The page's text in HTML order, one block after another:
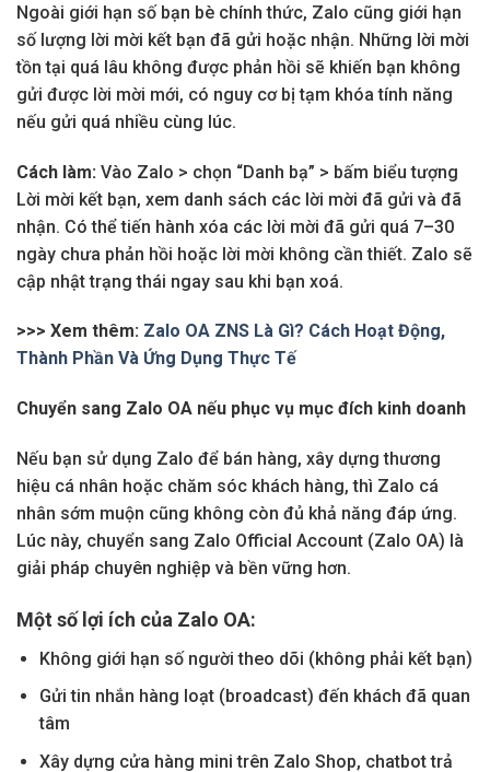
Ngoài giới hạn số bạn bè chính thức, Zalo cũng giới hạn
số lượng lời mời kết bạn đã gửi hoặc nhận. Những lời mời
tồn tại quá lâu không được phản hồi sẽ khiến bạn không
gửi được lời mời mới, có nguy cơ bị tạm khóa tính năng
nếu gửi quá nhiều cùng lúc.
Cách làm: Vào Zalo > chọn “Danh bạ” > bấm biểu tượng
Lời mời kết bạn, xem danh sách các lời mời đã gửi và đã
nhận. Có thể tiến hành xóa các lời mời đã gửi quá 7–30
ngày chưa phản hồi hoặc lời mời không cần thiết. Zalo sẽ
cập nhật trạng thái ngay sau khi bạn xoá.
>>> Xem thêm: Zalo OA ZNS Là Gì? Cách Hoạt Động,
Thành Phần Và Ứng Dụng Thực Tế
Chuyển sang Zalo OA nếu phục vụ mục đích kinh doanh
Nếu bạn sử dụng Zalo để bán hàng, xây dựng thương
hiệu cá nhân hoặc chăm sóc khách hàng, thì Zalo cá
nhân sớm muộn cũng không còn đủ khả năng đáp ứng.
Lúc này, chuyển sang Zalo Official Account (Zalo OA) là
giải pháp chuyên nghiệp và bền vững hơn.
Một số lợi ích của Zalo OA:
Không giới hạn số người theo dõi (không phải kết bạn)
Gửi tin nhắn hàng loạt (broadcast) đến khách đã quan
tâm
Xây dựng cửa hàng mini trên Zalo Shop, chatbot trả